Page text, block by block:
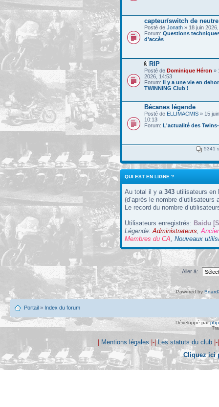
capteur/switch de neutre
Posté de Jonath » 18 juin
Forum: Questions
d'accès
RIP
Posté de Dominique Héron »
2026, 14:53
Forum: Il y a une vie en
TWINNING Club !
Bécanes légende
Posté de ELLIMACMIS » 15
10:13
Forum: L'actualité des
5341
QUI EST EN LIGNE ?
Au total il y a 343 utilisateurs en
(d’après le nombre
Le record du nombre
Utilisateurs enregistrés: Baidu
Légende: Administrateurs
Membres du CA Nouveaux
Aller à:
Powered by
Portail » Index du forum
Développé par
| Mentions légales |-|Les statuts du club
Cliquez ici